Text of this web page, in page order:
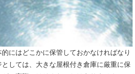
にはどこかに保管しておかなければなり
しては、大きな屋根付き倉庫に厳重に保